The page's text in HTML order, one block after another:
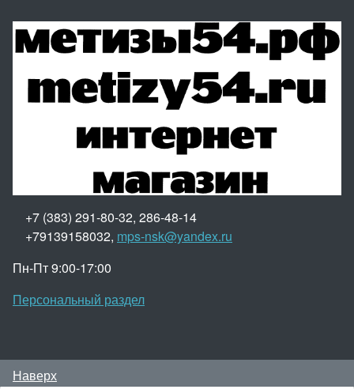
+7 (383) 291-80-32, 286-48-14
+79139158032, mps-nsk@yandex.ru
Пн-Пт 9:00-17:00
Персональный раздел
Наверх